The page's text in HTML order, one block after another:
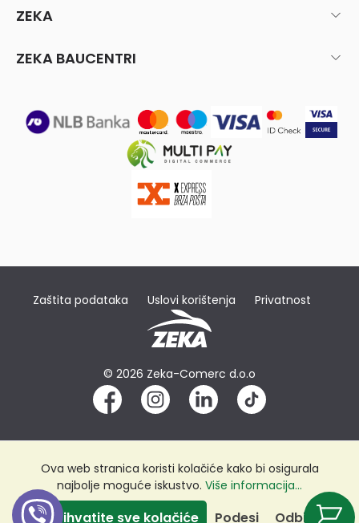
ZEKA
ZEKA BAUCENTRI
Zaštita podataka Uslovi korištenja Privatnost
© 2026 Zeka-Comerc d.o.o
Ova web stranica koristi kolačiće kako bi osigurala
najbolje moguće iskustvo. Više informacija...
Odbij
Podesi
Prihvatite sve kolačiće